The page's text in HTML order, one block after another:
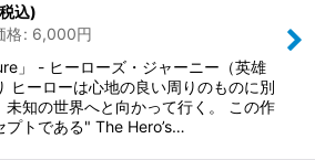
込)
格: 6,000円
」 - ヒーローズ・ジャーニー（英雄
ヒーローは心地の良い周りのものに別
未知の世界へと向かって行く。 この作
プトである" The Hero’s…